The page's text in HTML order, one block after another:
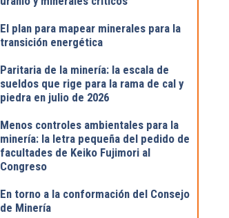
El plan para mapear minerales para la
transición energética
Paritaria de la minería: la escala de
sueldos que rige para la rama de cal y
piedra en julio de 2026
Menos controles ambientales para la
minería: la letra pequeña del pedido de
facultades de Keiko Fujimori al
Congreso
En torno a la conformación del Consejo
de Minería